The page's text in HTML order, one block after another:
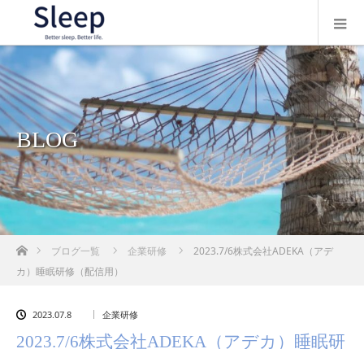
BLOG
ホームブログ一覧 企業研修
2023.7/6株式会社ADEKA（アデ
カ）睡眠研修（配信用）
2023.07.8 企業研修
2023.7/6株式会社ADEKA（アデカ）睡眠研